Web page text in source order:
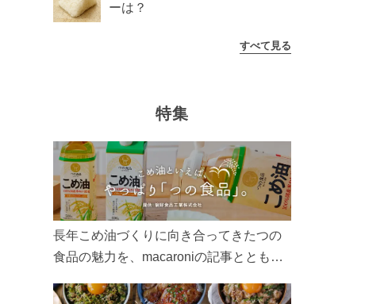
ーは？
すべて見る
特集
長年こめ油づくりに向き合ってきたつの
食品の魅力を、macaroniの記事とともに
ん、製造現場や品質へのこだわりまで。